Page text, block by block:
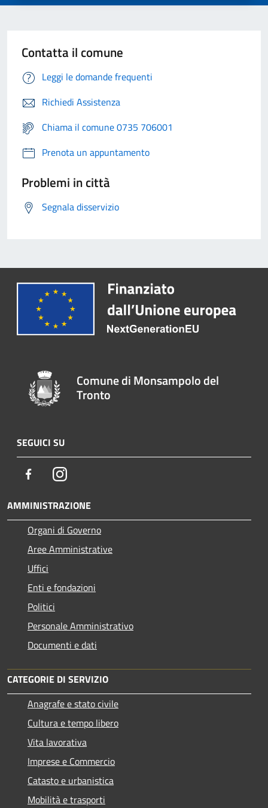
Contatta il comune
Leggi le domande frequenti
Richiedi Assistenza
Chiama il comune 0735 706001
Prenota un appuntamento
Problemi in città
Segnala disservizio
Comune di Monsampolo del
Tronto
SEGUICI SU
FacebookInstagram
AMMINISTRAZIONE
Organi di Governo
Aree Amministrative
Uffici
Enti e fondazioni
Politici
Personale Amministrativo
Documenti e dati
CATEGORIE DI SERVIZIO
Anagrafe e stato civile
Cultura e tempo libero
Vita lavorativa
Imprese e Commercio
Catasto e urbanistica
Mobilità e trasporti